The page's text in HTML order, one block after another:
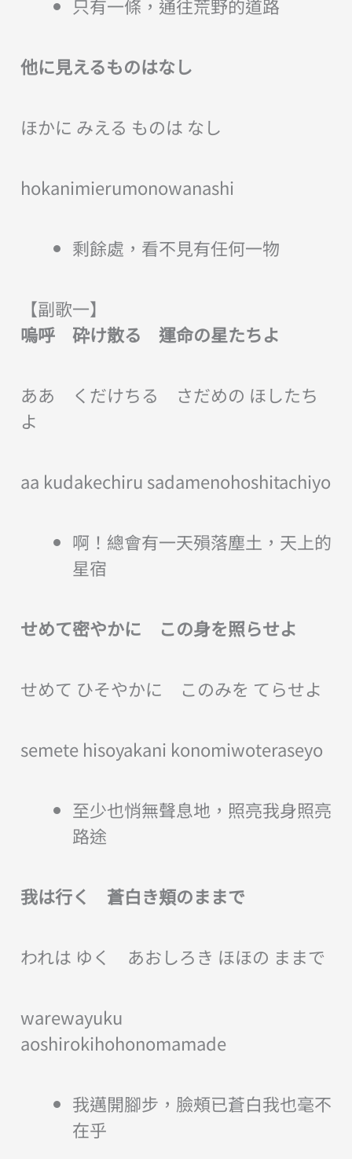
只有一條，通往荒野的道路
他に見えるものはなし
ほかに みえる ものは なし
hokanimierumonowanashi
剩餘處，看不見有任何一物
【副歌一】
嗚呼 砕け散る 運命の星たちよ
ああ くだけちる さだめの ほしたち
よ
aa kudakechiru sadamenohoshitachiyo
啊！總會有一天殞落塵土，天上的
星宿
せめて密やかに この身を照らせよ
せめて ひそやかに このみを てらせよ
semete hisoyakani konomiwoteraseyo
至少也悄無聲息地，照亮我身照亮
路途
我は行く 蒼白き頬のままで
われは ゆく あおしろき ほほの ままで
warewayuku
aoshirokihohonomamade
我邁開腳步，臉頰已蒼白我也毫不
在乎